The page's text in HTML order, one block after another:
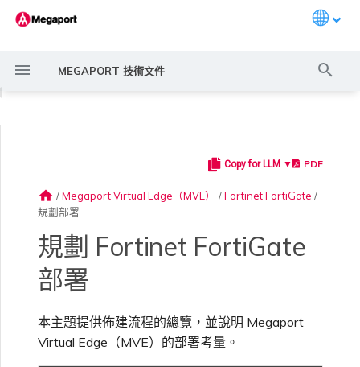
MEGAPORT 技術文件
快速開始
設定 Megaport 帳戶
概述
設定單一登入
Megaport Portal 儀表板
常見多雲連線情境
使用 Megaport 解決方案實
現 MPLS 網路現代化
以服務供應商身分使用
MACsec
IPsec
雲端原生 VPN 加密
訂購交叉連接
訂購本地迴路
Port 備援
建立 LAG
建立私有 VXC
遷移 VXC
設定服務金鑰
路由指南
MCR
Port
11:11 Systems
AWS Direct Connect
MCR
概述
AWS Direct Connect
MVE
概述
Cisco SD-WAN
MCR 進階 VLAN 與路由功能
MCR 備援
建立 MCR
路由過濾
設定 BGP 進階設定
6WIND 授權網路功能
規劃部署
建立 MVE
規劃部署
建立 MVE
建立 VXC
規劃部署
建立 MVE
建立 MVE 概述
建立 VXC
規劃部署
建立 MVE
建立 VXC
規劃部署
建立 MVE
建立 VXC
規劃部署
建立 MVE
建立 MVE 概述
使用 Cisco Meraki 建立 MVE
建立 VXC
部署考量
與 MVE 整合的 VNF 設備
供應商
MVE 位置
規劃部署
建立 MVE
使用 Juniper SSR 建立 MVE
建立 VXC
Palo Alto Networks VM-
規劃部署
建立 VXC
Prisma SD-WAN
Palo Alto Networks Prisma
規劃部署
建立 VXC
規劃部署
建立 MVE
建立 VXC
規劃部署
建立 MVE
建立 VXC
規劃部署
建立 MVE
建立 VXC
備援
設定 IX
IX 需求
France-IX 連線
管理 IX
編輯 IX
關閉 IX
MegaIX 功能概述
由診斷）
BGP 社群
建立個人檔案
申請連線
Marketplace 通知
監控 MCR
監控 MVE
監控服務狀態
管理個人檔案
設定電子郵件通知
更新公司資訊
Port 定價與合約條款
VXC 定價與合約條款
Megaport Internet 定價與合
約條款
啟用計費市場
指派財務角色
更新帳單資訊
建立 API 金鑰
管理使用者
建立 Port
快速開始
建立 Megaport Terraform
Provider 設定檔
使用 Megaport Terraform
啟用
啟用 Port
Port 與 VXC
Port 或 VXC 中斷或不穩定
吞吐量與效能
MCR
MCR 中斷或無法使用
其他 MCR 問題
MVE 中斷或無法使用
IX 連線
雲端服務供應商互聯位址空間
聯繫支援
支援請求入口網站
瞭解支援請求
Copy for LLM ▼ PDF
home / Megaport Virtual Edge（MVE） / Fortinet FortiGate /
規劃部署
規劃 Fortinet FortiGate
部署
本主題提供佈建流程的總覽，並說明 Megaport
Virtual Edge（MVE）的部署考量。